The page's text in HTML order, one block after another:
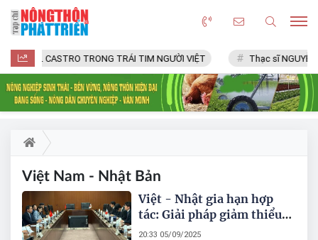
FIDEL CASTRO TRONG TRÁI TIM NGƯỜI VIỆT Thạc sĩ NGUYỄN
Việt Nam - Nhật Bản
Việt - Nhật gia hạn hợp
tác: Giải pháp giảm thiểu
rủi ro thiên tai mang lại an
20:33 05/09/2025